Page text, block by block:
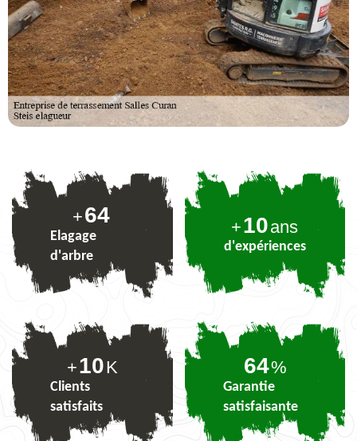
+79
Elagage
d'arbre
+10ans
d'expériences
+10K
Clients
satisfaits
79%
Garantie
satisfaisante